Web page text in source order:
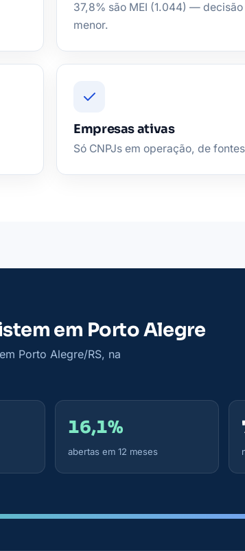
37,8% são MEI (1.044) —
menor.
Empresas ativas
Só CNPJs em operação, de
em Porto Alegre
Porto Alegre/RS, na
16,1%
abertas em 12 meses